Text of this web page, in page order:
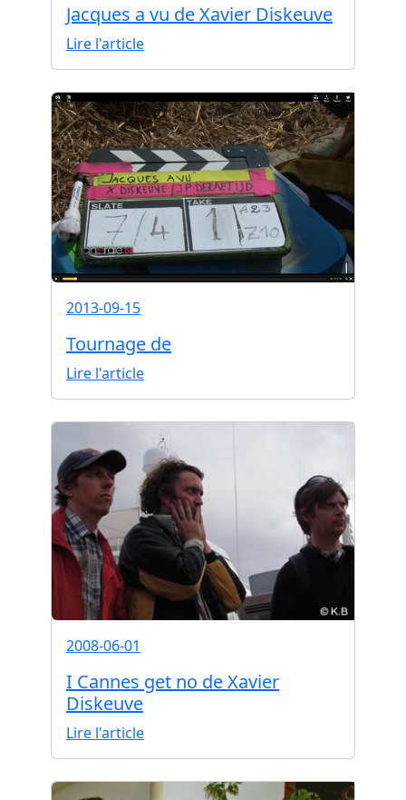
Jacques a vu de Xavier Diskeuve
Lire l'article
2013-09-15
Tournage de
Lire l'article
2008-06-01
I Cannes get no de Xavier
Diskeuve
Lire l'article